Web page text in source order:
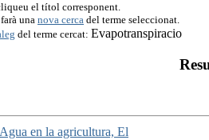
el títol corresponent.
una nova cerca del terme seleccionat.
del terme cercat: Evapotranspiracio
Agua en la agricultura, El